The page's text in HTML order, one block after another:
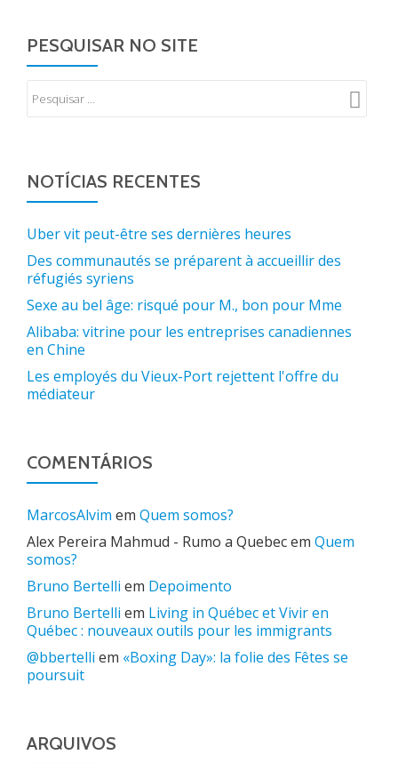
PESQUISAR NO SITE
NOTÍCIAS RECENTES
Uber vit peut-être ses dernières heures
Des communautés se préparent à accueillir des
réfugiés syriens
Sexe au bel âge: risqué pour M., bon pour Mme
Alibaba: vitrine pour les entreprises canadiennes
en Chine
Les employés du Vieux-Port rejettent l'offre du
médiateur
COMENTÁRIOS
MarcosAlvim em Quem somos?
Alex Pereira Mahmud - Rumo a Quebecem Quem
somos?
Bruno Bertelli em Depoimento
Bruno Bertelli em Living in Québec et Vivir en
Québec : nouveaux outils pour les immigrants
@bbertelli em «Boxing Day»: la folie des Fêtes se
poursuit
ARQUIVOS